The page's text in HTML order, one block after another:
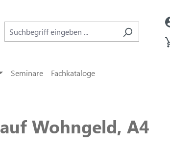
Seminare Fachkataloge
Wohngeld, A4